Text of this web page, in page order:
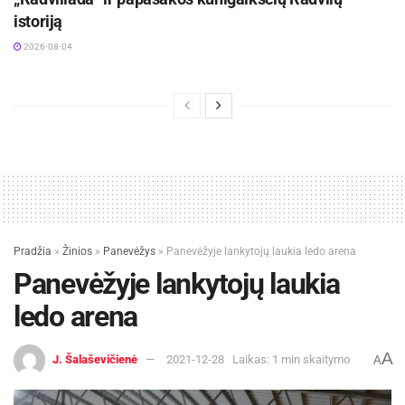
istoriją
2026-08-04
Pradžia » Žinios » Panevėžys » Panevėžyje lankytojų laukia ledo arena
Panevėžyje lankytojų laukia
ledo arena
J. Šalaševičienė 2021-12-28 Laikas: 1 min skaitymo AA